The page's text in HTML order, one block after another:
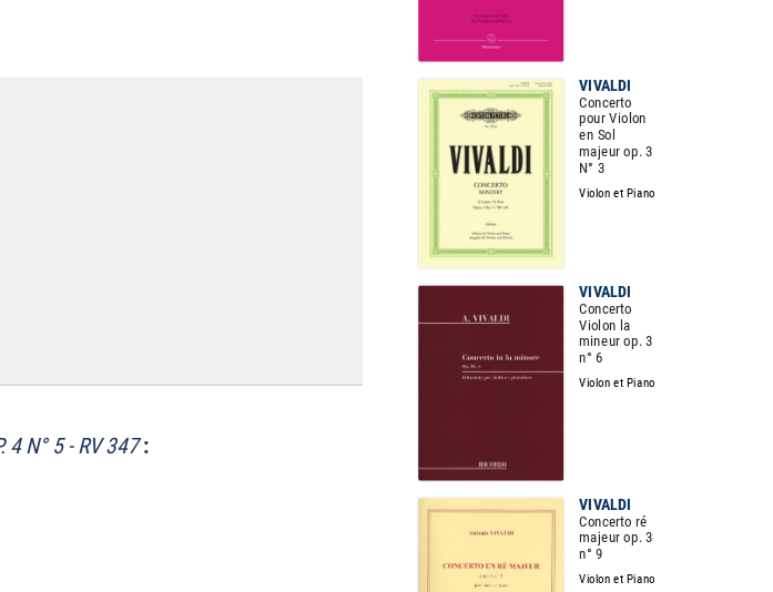
4 N° 5 - RV 347:
VIVALDI
Concerto
pour Violon
en Sol
majeur op. 3
N° 3
Violon et Piano
VIVALDI
Concerto
Violon la
mineur op. 3
n° 6
Violon et Piano
VIVALDI
Concerto ré
majeur op. 3
n° 9
Violon et Piano